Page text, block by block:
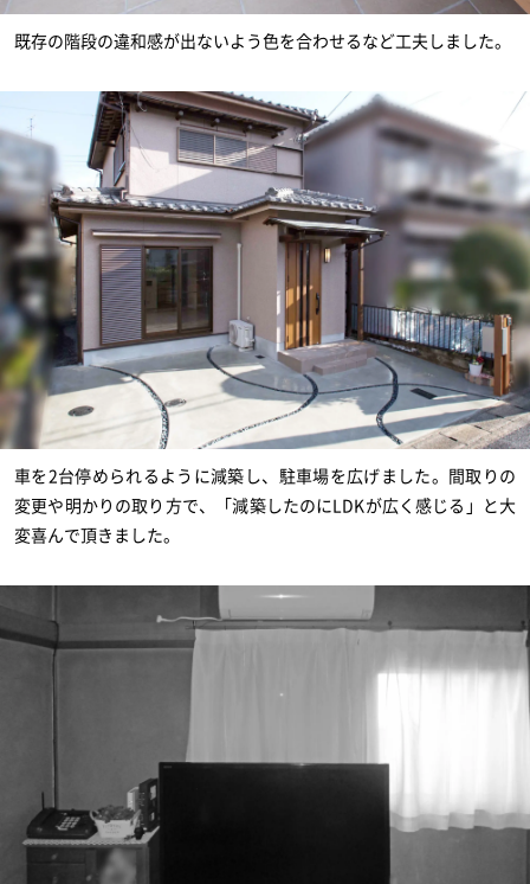
既存の階段の違和感が出ないよう色を合わせるなど工夫しました。
車を2台停められるように減築し、駐車場を広げました。間取りの
変更や明かりの取り方で、「減築したのにLDKが広く感じる」と大
変喜んで頂きました。